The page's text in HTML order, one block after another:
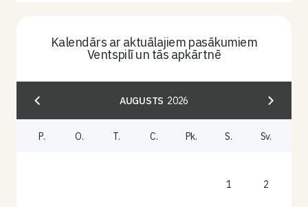
Kalendārs ar aktuālajiem pasākumiem
Ventspilī un tās apkārtnē
AUGUSTS 2026
P. O. T. C. Pk. S. Sv.
1 2